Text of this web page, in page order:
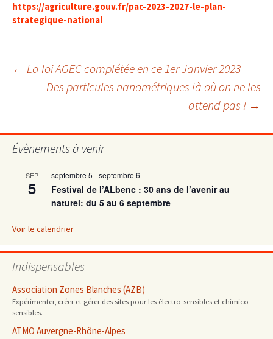
https://agriculture.gouv.fr/pac-2023-2027-le-plan-
strategique-national
Navigation
articles
← La loi AGEC complétée en ce 1er Janvier 2023
Des particules nanométriques là où on ne les
attend pas ! →
Évènements à venir
SEP
5
septembre 5 -septembre 6
Festival de l’ALbenc : 30 ans de l’avenir au
naturel: du 5 au 6 septembre
Voir le calendrier
Indispensables
Association Zones Blanches (AZB)
Expérimenter, créer et gérer des sites pour les électro-sensibles et chimico-
sensibles.
ATMO Auvergne-Rhône-Alpes